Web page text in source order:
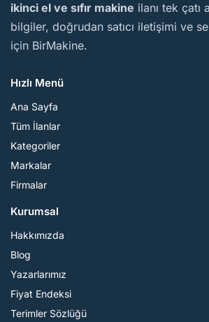
ikinci el ve sıfır makine ilanı tek çatı
bilgiler, doğrudan satıcı iletişimi ve
için BirMakine.
Hızlı Menü
Ana Sayfa
Tüm İlanlar
Kategoriler
Markalar
Firmalar
Kurumsal
Hakkımızda
Blog
Yazarlarımız
Fiyat Endeksi
Terimler Sözlüğü